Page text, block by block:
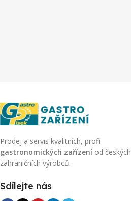
Prodej a servis kvalitních, profi
gastronomických zařízení od
zahraničních výrobců.
Sdílejte nás